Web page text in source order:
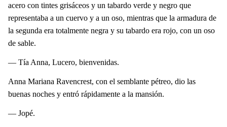
acero con tintes grisáceos y un tabardo verde y negro que
representaba a un cuervo y a un oso, mientras que la armadura de
la segunda era totalmente negra y su tabardo era rojo, con un oso
de sable.
— Tía Anna, Lucero, bienvenidas.
Anna Mariana Ravencrest, con el semblante pétreo, dio las
buenas noches y entró rápidamente a la mansión.
— Jopé.